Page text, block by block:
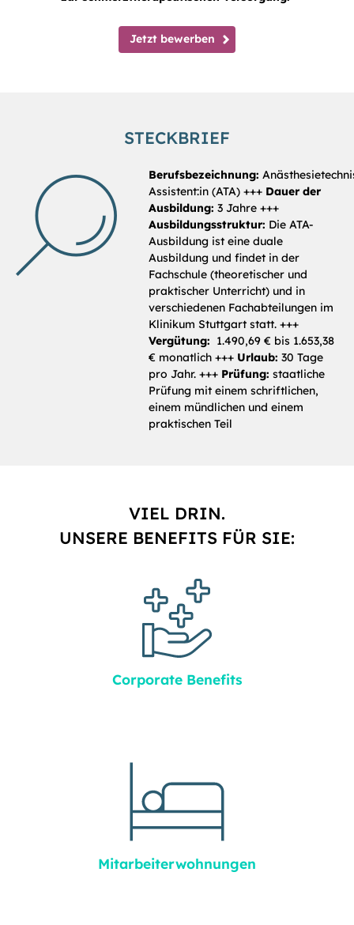
Jetzt bewerben
STECKBRIEF
Berufsbezeichnung:
Assistent:in (ATA) +++ Dauer der
Ausbildung: 3 Jahre +++
Ausbildungsstruktur: Die ATA-
Ausbildung ist eine duale
Ausbildung und findet in der
Fachschule (theoretischer und
praktischer Unterricht) und in
verschiedenen Fachabteilungen im
Klinikum Stuttgart statt. +++
Vergütung: 1.490,69 € bis 1.653,38
€ monatlich +++ Urlaub: 30 Tage
pro Jahr. +++ Prüfung: staatliche
Prüfung mit einem schriftlichen,
einem mündlichen und einem
praktischen Teil
VIEL DRIN.
UNSERE BENEFITS FÜR SIE:
Corporate Benefits
Mitarbeiter­wohnungen